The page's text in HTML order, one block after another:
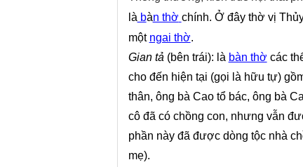
là bàn thờ chính. Ở đây thờ vị
một ngai thờ.
Gian tả (bên trái): là bàn thờ các
cho đến hiện tại (gọi là hữu tự)
thân, ông bà Cao tổ bác, ông bà
cô đã có chồng con, nhưng vẫn
phần này đã được dòng tộc nhà
mẹ).